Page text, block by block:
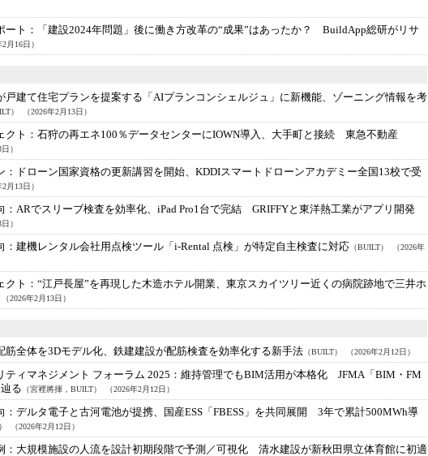
ート：
「建設2024年問題」後に働き方改革の“成果”はあったか？ BuildApp総研がリサ
2月16日）
戸建て住宅プランを提案する「AIプランコンシェルジュ」に新機能、ゾーニング情報を考
） （2026年2月13日）
クト： 石狩の再エネ100％データセンターにIOWN導入、大手町と接続 東急不動産
）
： ドローン国家資格の更新講習を開始、KDDIスマートドローンアカデミー全国13校で受
2月13日）
： ARでスリーブ検査を効率化、iPad Pro1台で完結 GRIFFYと東洋熱工業がアプリ開発
）
： 建機レンタル会社用点検ツール「i-Rental 点検」が特定自主検査に対応 （BUILT） （2026年
クト： “江戸長屋”を再現した木造ホテル開業、東京スカイツリー近くの病院跡地で三井ホ
（2026年2月13日）
筋全体を3Dモデル化、鉄建建設が配筋検査を効率化する新手法 （BUILT） （2026年2月12日）
ティマネジメント フォーラム 2025： 維持管理でもBIM活用が本格化 JFMA「BIM・FM
る （宮裡將揮，BUILT） （2026年2月12日）
： デルタ電子と古河電池が提携、国産ESS「FBESS」を共同展開 3年で累計500MWh導
（2026年2月12日）
： 大規模施設の人流を設計初期段階で予測／可視化 清水建設が新秋田県立体育館に初適